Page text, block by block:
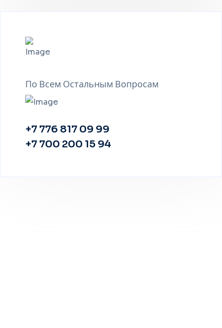
По Всем Остальным Вопросам
+7 776 817 09 99
+7 700 200 15 94